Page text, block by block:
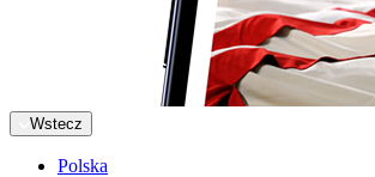
Wstecz
Polska